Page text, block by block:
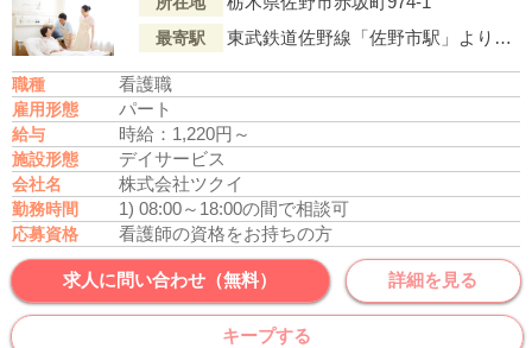
最寄駅 東武鉄道佐野線「佐野市駅」より徒歩12分
職種 看護職
雇用形態 パート
給与 時給：1,220円～
施設形態 デイサービス
会社名 株式会社ツクイ
勤務時間 1) 08:00～18:00の間で相談可
応募資格 看護師の資格をお持ちの方
求人に問い合わせ（無料） 詳細を見る
キープする